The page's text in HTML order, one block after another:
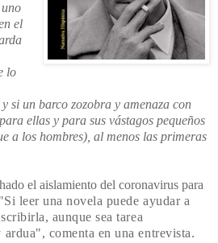
el
lo
si un barco zozobra y amenaza con
ellas y para sus vástagos pequeños
a los hombres), al menos las primeras
el aislamiento del coronavirus para
Si leer una novela puede ayudar a
aunque sea tarea
comenta en una entrevista.